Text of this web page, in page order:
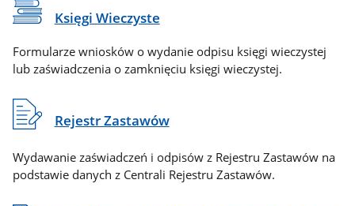
Księgi Wieczyste
Formularze wniosków o wydanie odpisu księgi wieczystej
lub zaświadczenia o zamknięciu księgi wieczystej.
Rejestr Zastawów
Wydawanie zaświadczeń i odpisów z Rejestru Zastawów na
podstawie danych z Centrali Rejestru Zastawów.